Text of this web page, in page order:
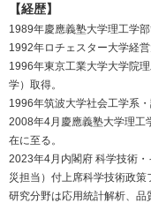
【経歴】
1989年慶應義塾大学理工学部
1992年ロチェスター大学経営
1996年東京工業大学大学院
学）取得。
1996年筑波大学社会工学系
2008年4月慶應義塾大学理工
在に至る。
2023年4月内閣府 科学技術
災担当）付上席科学技術政策
研究分野は応用統計解析、品